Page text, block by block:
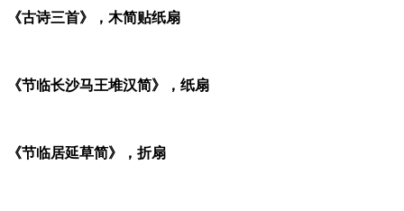
《古诗三首》，木简贴纸扇
《节临长沙马王堆汉简》，纸扇
《节临居延草简》，折扇